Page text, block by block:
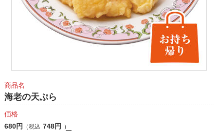
商品名
海老の天ぷら
価格
680円
（税込 748円
）